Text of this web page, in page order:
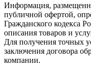
Информация,
публичной офертой,
Гражданского кодекса
описания товаров и
Для получения точных
заключения договора
компании.